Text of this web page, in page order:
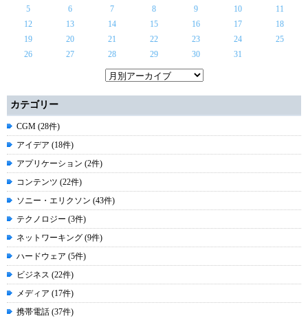
5
6 7 8 9 10
11
12
13 14 15 16 17
18
19
20 21 22 23 24
25
26
27 28 29 30 31
カテゴリー
CGM (28件)
アイデア (18件)
アプリケーション (2件)
コンテンツ (22件)
ソニー・エリクソン (43件)
テクノロジー (3件)
ネットワーキング (9件)
ハードウェア (5件)
ビジネス (22件)
メディア (17件)
携帯電話 (37件)